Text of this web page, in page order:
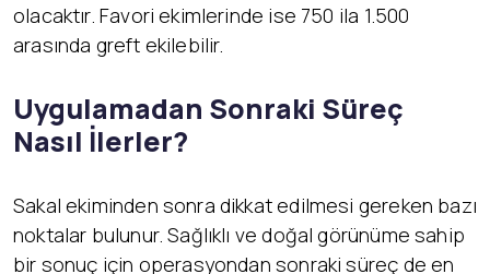
olacaktır. Favori ekimlerinde ise 750 ila 1.500
arasında greft ekilebilir.
Uygulamadan Sonraki Süreç
Nasıl İlerler?
Sakal ekiminden sonra dikkat edilmesi gereken bazı
noktalar bulunur. Sağlıklı ve doğal görünüme sahip
bir sonuç için operasyondan sonraki süreç de en